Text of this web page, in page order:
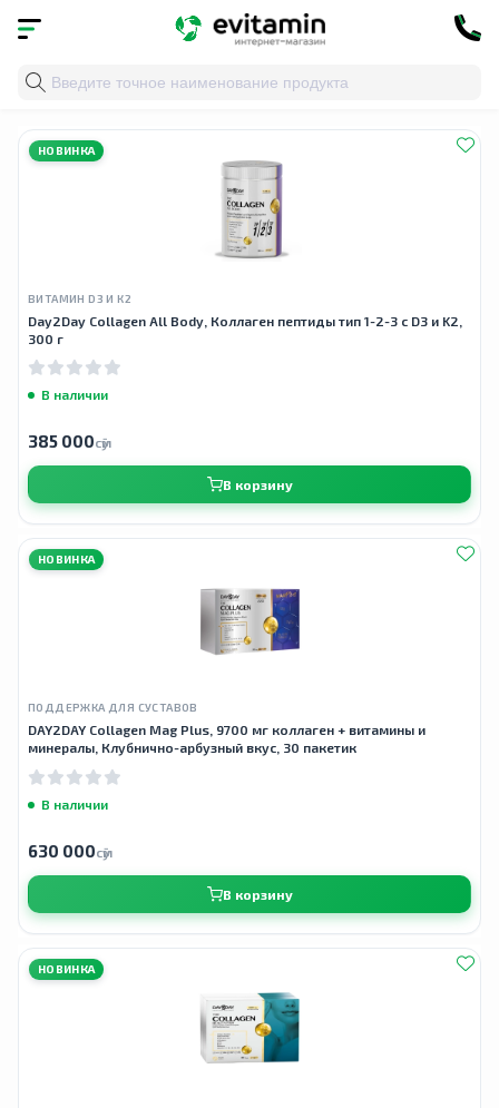
Главная » anti age
НОВИНКА
ВИТАМИН D3 И К2
Day2Day Collagen All Body, Коллаген пептиды тип 1-2-3 с D3 и K2,
300 г
В наличии
385 000сӯм
В корзину
НОВИНКА
ПОДДЕРЖКА ДЛЯ СУСТАВОВ
DAY2DAY Collagen Mag Plus, 9700 мг коллаген + витамины и
минералы, Клубнично-арбузный вкус, 30 пакетик
В наличии
630 000сӯм
В корзину
НОВИНКА